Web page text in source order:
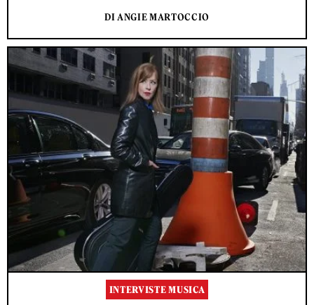
DI ANGIE MARTOCCIO
INTERVISTE MUSICA